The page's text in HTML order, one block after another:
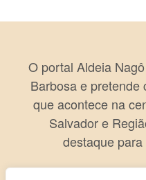
O portal Aldeia
Barbosa e pretende
que acontece na
Salvador e
destaque